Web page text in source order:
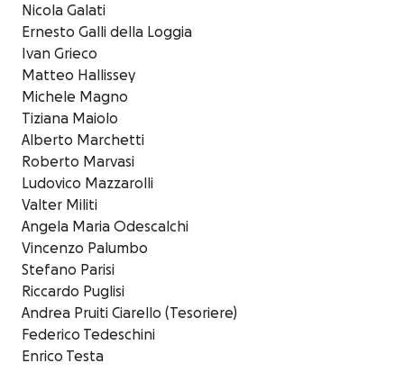
Nicola Galati
Ernesto Galli della Loggia
Ivan Grieco
Matteo Hallissey
Michele Magno
Tiziana Maiolo
Alberto Marchetti
Roberto Marvasi
Ludovico Mazzarolli
Valter Militi
Angela Maria Odescalchi
Vincenzo Palumbo
Stefano Parisi
Riccardo Puglisi
Andrea Pruiti Ciarello (Tesoriere)
Federico Tedeschini
Enrico Testa